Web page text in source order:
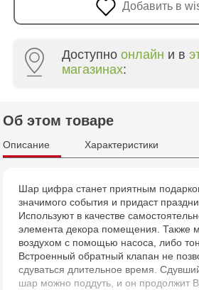
Добавить в
Доступно онлайн и в
магазинах:
Crafti Botanica - bd. Decebal, 139
Crafti Buiucani - str. Alba Iulia,
Crafti Ciocana - str. Alecu
Crafti Riscani - bd. Moscova, 2
Об этом товаре
Описание Характеристики
Шар цифра станет приятным
значимого события и придаст
Используют в качестве
элемента декора помещения. Также
воздухом с помощью насоса, либо
Встроенный обратный клапан не
сдуваться длительное время.
шар можно поддуть, и он продолжит